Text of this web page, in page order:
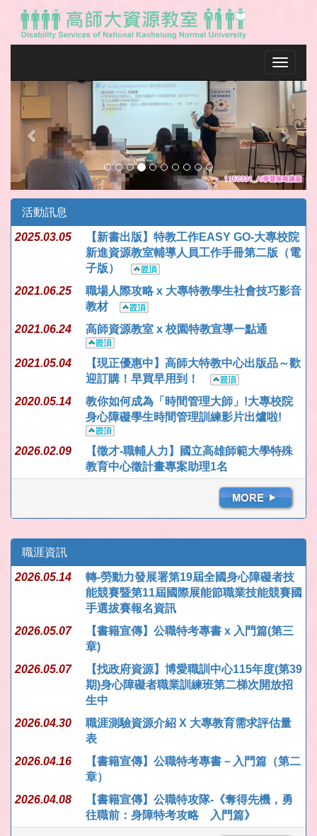
Toggle
Previous Next
活動訊息
2025.03.05
【新書出版】特教工作EASY GO-大專校院
新進資源教室輔導人員工作手冊第二版（電
子版）
2021.06.25
職場人際攻略 x 大專特教學生社會技巧影音
教材
2021.06.24
高師資源教室 x 校園特教宣導一點通
2021.05.04
【現正優惠中】高師大特教中心出版品～歡
迎訂購！早買早用到！
2020.05.14
教你如何成為「時間管理大師」!大專校院
身心障礙學生時間管理訓練影片出爐啦!
2026.02.09
【徵才-職輔人力】國立高雄師範大學特殊
教育中心徵計畫專案助理1名
職涯資訊
2026.05.14
轉-勞動力發展署第19屆全國身心障礙者技
能競賽暨第11屆國際展能節職業技能競賽國
手選拔賽報名資訊
2026.05.07
【書籍宣傳】公職特考專書 x 入門篇(第三
章)
2026.05.07
【找政府資源】博愛職訓中心115年度(第39
期)身心障礙者職業訓練班第二梯次開放招
生中
2026.04.30
職涯測驗資源介紹 X 大專教育需求評估量
表
2026.04.16
【書籍宣傳】公職特考專書－入門篇（第二
章）
2026.04.08
【書籍宣傳】公職特攻隊-《奪得先機，勇
往職前：身障特考攻略 入門篇》